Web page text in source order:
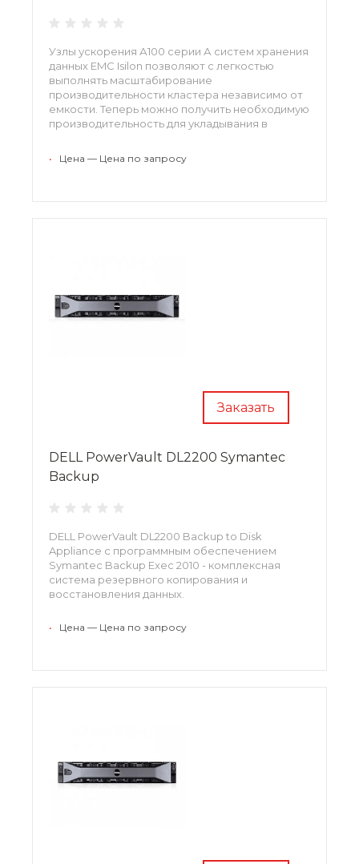
Узлы ускорения А100 серии А систем хранения
данных EMC Isilon позволяют с легкостью
выполнять масштабирование
производительности кластера независимо от
емкости. Теперь можно получить необходимую
производительность для укладывания в
рабочих нагрузок.
• Цена — Цена по запросу
Заказать
DELL PowerVault DL2200 Symantec
Backup
DELL PowerVault DL2200 Backup to Disk
Appliance с программным обеспечением
Symantec Backup Exec 2010 - комплексная
система резервного копирования и
восстановления данных.
• Цена — Цена по запросу